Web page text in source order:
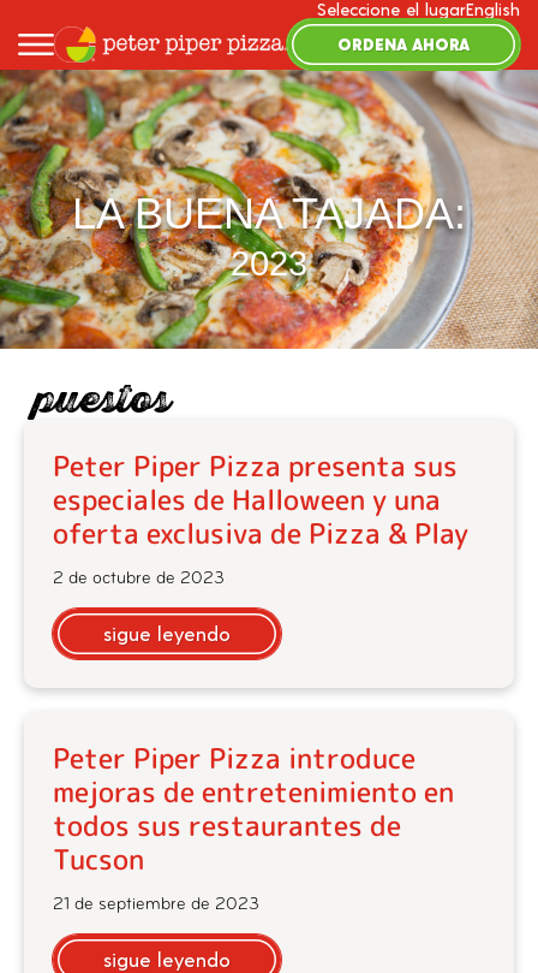
Seleccione el lugarEnglish
ORDENA AHORA
LA BUENA TAJADA:
2023
puestos
Peter Piper Pizza presenta sus
especiales de Halloween y una
oferta exclusiva de Pizza & Play
2 de octubre de 2023
sigue leyendo
Peter Piper Pizza introduce
mejoras de entretenimiento en
todos sus restaurantes de
Tucson
21 de septiembre de 2023
sigue leyendo